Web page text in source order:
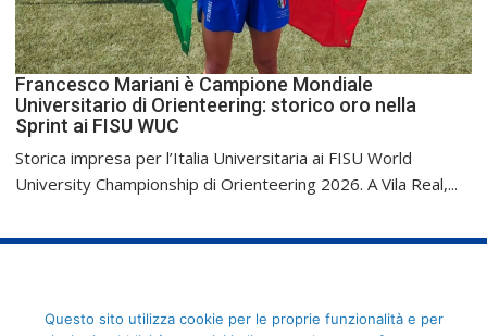
Francesco Mariani è Campione Mondiale
Universitario di Orienteering: storico oro nella
Sprint ai FISU WUC
Storica impresa per l’Italia Universitaria ai FISU World
University Championship di Orienteering 2026. A Vila Real,...
FederCUSI: Federazione Italiana dello Sport Universitario - Via
Questo sito utilizza cookie per le proprie funzionalità e per